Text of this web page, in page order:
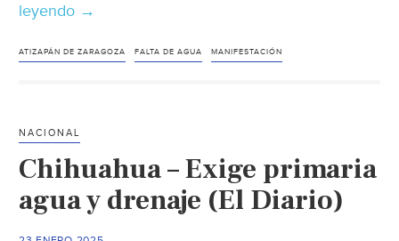
leyendo Estado
México
de
agua,
vecinos
de
Atizapán,
→
ATIZAPÁN DE ZARAGOZA FALTA DE AGUA MANIFESTACIÓN
NACIONAL
Chihuahua – Exige primaria
agua y drenaje (El Diario)